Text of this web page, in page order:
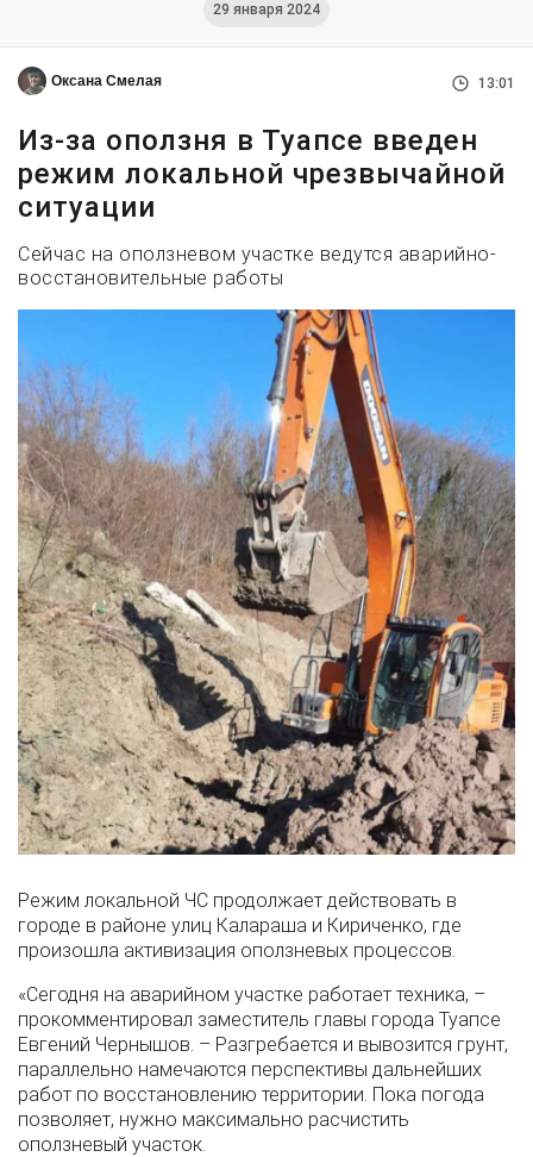
29 января 2024
Оксана Смелая 13:01
Из-за оползня в Туапсе введен
режим локальной чрезвычайной
ситуации
Сейчас на оползневом участке ведутся аварийно-
восстановительные работы
Режим локальной ЧС продолжает действовать в
городе в районе улиц Калараша и Кириченко, где
произошла активизация оползневых процессов.
«Сегодня на аварийном участке работает техника, –
прокомментировал заместитель главы города Туапсе
Евгений Чернышов. – Разгребается и вывозится грунт,
параллельно намечаются перспективы дальнейших
работ по восстановлению территории. Пока погода
позволяет, нужно максимально расчистить
оползневый участок.